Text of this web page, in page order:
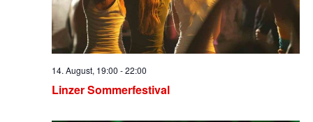
Linzer Sommerfestival
14. August, 19:00 -22:00